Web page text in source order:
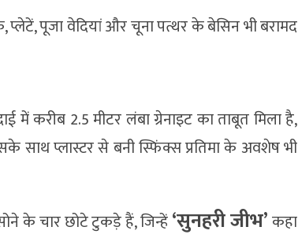
प्लेटें, पूजा वेदियां और चूना पत्थर के बेसिन भी बरामद
करीब 2.5 मीटर लंबा ग्रेनाइट का ताबूत मिला है,
साथ प्लास्टर से बनी स्फिंक्स प्रतिमा के अवशेष भी
के चार छोटे टुकड़े हैं, जिन्हें‘सुनहरी जीभ’कहा